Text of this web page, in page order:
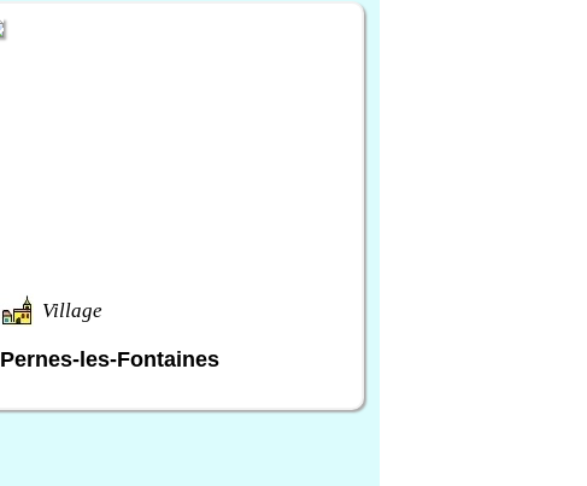
Village
Pernes-les-Fontaines